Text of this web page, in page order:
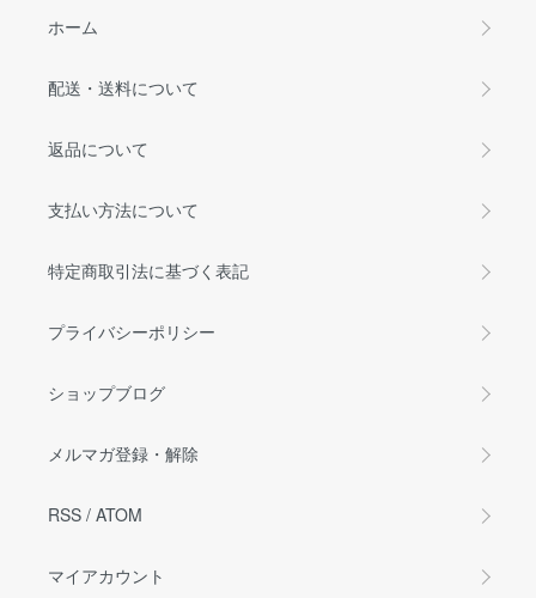
ホーム
配送・送料について
返品について
支払い方法について
特定商取引法に基づく表記
プライバシーポリシー
ショップブログ
メルマガ登録・解除
RSS / ATOM
マイアカウント